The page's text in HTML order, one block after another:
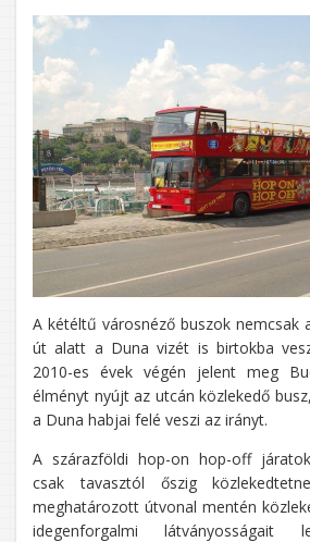
A kétéltű városnéző buszok nemcsak
út alatt a Duna vizét is birtokba
2010-es évek végén jelent meg
élményt nyújt az utcán közlekedő
a Duna habjai felé veszi az irányt.
A szárazföldi hop-on hop-off
csak tavasztól őszig
meghatározott útvonal mentén
idegenforgalmi látványosságait